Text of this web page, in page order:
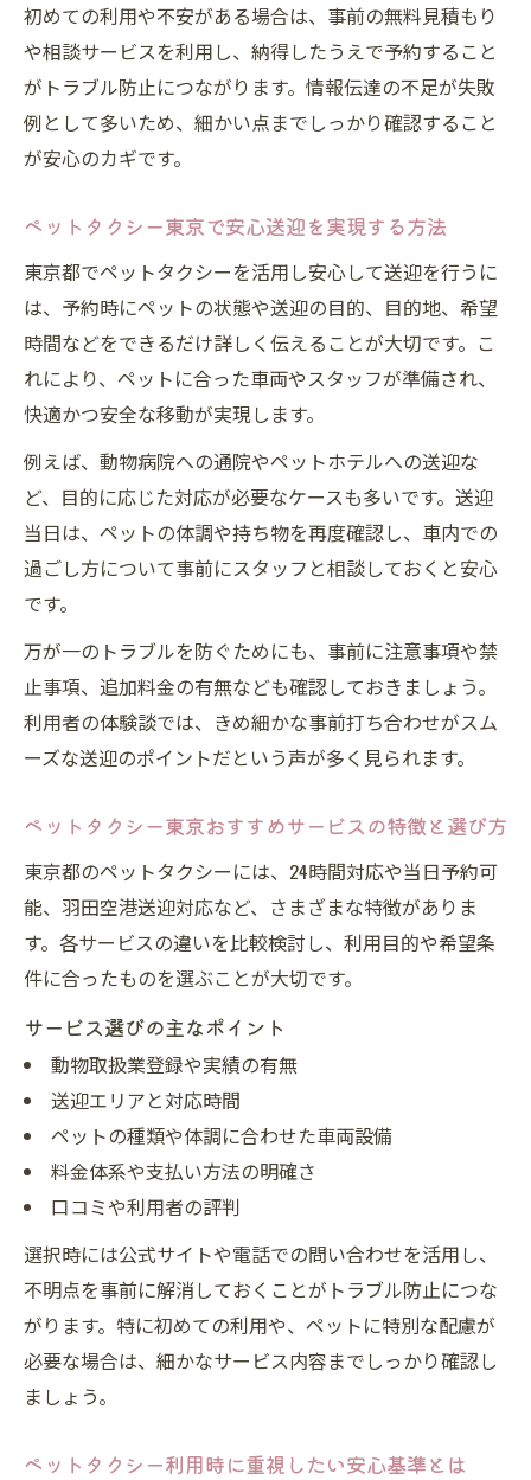
るコツ
当日予約ができるペットタクシーの探し方
ペットタクシー当日予約時の注意点まとめ
東京都で急ぎ送迎を依頼する際のポイント
対応
快適移動を叶えるペットタクシー選び方
ペットタクシー東京で快適な移動を目指す
選び方
ペットタクシーおすすめサービスを選ぶ基
準
愛犬と快適に移動できるペットタクシーの
特徴
ペットタクシー選びで重視すべき快適ポイ
ント
サービス
ペットを安全に運ぶ予約時のポイント集
ペットタクシー予約時に伝えるべき安全情
報
備
大型犬や多頭飼いも安心できるペットタク
シー
ペットタクシーの車内安全対策と確認事項
ペットの体調に配慮した予約方法東京都の
ポイント
東京都のペットタクシー料金目安と注意点
ペットタクシー料金の目安と東京都での相
場
ペットタクシー東京で料金を抑えるポイン
ト
料金トラブルを防ぐペットタクシー予約時
の注意点
ペットタクシー安いサービスを見極める方
法
初めての利用や不安がある場合は、事前の無料見積もり
や相談サービスを利用し、納得したうえで予約すること
がトラブル防止につながります。情報伝達の不足が失敗
例として多いため、細かい点までしっかり確認すること
が安心のカギです。
ペットタクシー東京で安心送迎を実現する方法
東京都でペットタクシーを活用し安心して送迎を行うに
は、予約時にペットの状態や送迎の目的、目的地、希望
時間などをできるだけ詳しく伝えることが大切です。こ
れにより、ペットに合った車両やスタッフが準備され、
快適かつ安全な移動が実現します。
例えば、動物病院への通院やペットホテルへの送迎な
ど、目的に応じた対応が必要なケースも多いです。送迎
当日は、ペットの体調や持ち物を再度確認し、車内での
過ごし方について事前にスタッフと相談しておくと安心
です。
万が一のトラブルを防ぐためにも、事前に注意事項や禁
止事項、追加料金の有無なども確認しておきましょう。
利用者の体験談では、きめ細かな事前打ち合わせがスム
ーズな送迎のポイントだという声が多く見られます。
ペットタクシー東京おすすめサービスの特徴と選び方
東京都のペットタクシーには、24時間対応や当日予約可
能、羽田空港送迎対応など、さまざまな特徴がありま
す。各サービスの違いを比較検討し、利用目的や希望条
件に合ったものを選ぶことが大切です。
サービス選びの主なポイント
動物取扱業登録や実績の有無
送迎エリアと対応時間
ペットの種類や体調に合わせた車両設備
料金体系や支払い方法の明確さ
口コミや利用者の評判
選択時には公式サイトや電話での問い合わせを活用し、
不明点を事前に解消しておくことがトラブル防止につな
がります。特に初めての利用や、ペットに特別な配慮が
必要な場合は、細かなサービス内容までしっかり確認し
ましょう。
ペットタクシー利用時に重視したい安心基準とは